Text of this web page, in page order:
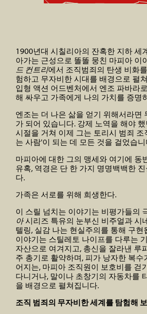
1900년대 시칠리아의 잔혹한 지하 세
아가는 근성으로 똘똘 뭉친 마피아 이
드 컨트리에서 조직범죄의 탄생 비화
험하고 무자비한 시대를 배경으로 펼
입형 액션 어드벤처에서 엔조 파바라
해 싸우고 가족에게 나의 가치를 증명
엔조는 더 나은 삶을 얻기 위해서라면
가 되어 있습니다. 강제 노역을 해야
시절을 거쳐 이제 그는 토리시 범죄 조
는 사람'이 되는 데 모든 것을 걸었습니
마피아에 대한 그의 맹세와 여기에 동
유혹, 역경은 단 한 가지 명명백백한
다.
가족은 서로를 위해 희생한다.
이 스릴 넘치는 이야기는 비평가들의
아시리즈 특유의 눈부신 비주얼과 시
텔링, 실감 나는 현실주의를 통해 구현
이야기는 스틸레토 나이프를 다루는
자산으로 여겨지고, 총신을 잘라낸 루
주 총기로 활약하며, 피가 낭자한 복수
어지는, 마피아 조직원이 보호비를 걷
다니거나, 말이나 초창기의 자동차를
을 배경으로 펼쳐집니다.
조직 범죄의 무자비한 세계를 탐험해